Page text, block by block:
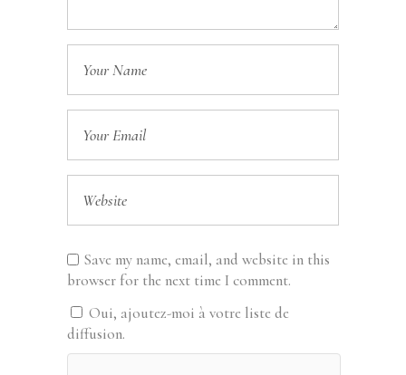
Save my name, email, and website in this
browser for the next time I comment.
Oui, ajoutez-moi à votre liste de
diffusion.